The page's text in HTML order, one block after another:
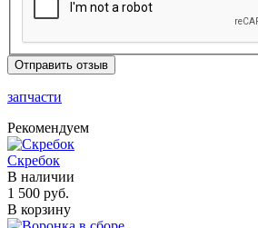
Отправить отзыв
запчасти
Рекомендуем
Скребок
В наличии
1 500 руб.
В корзину